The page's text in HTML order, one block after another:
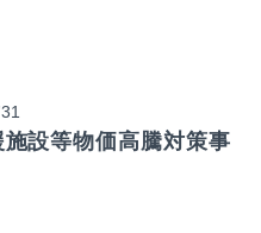
設等物価高騰対策事